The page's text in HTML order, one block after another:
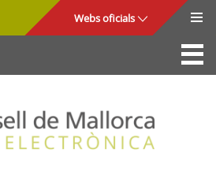
Webs oficials
La Seu
Consell de Mallorca
Accés i seguretat